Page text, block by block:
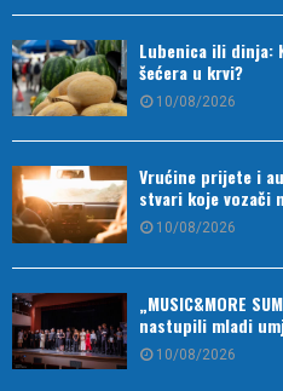
Lubenica ili dinja:
šećera u krvi?
10/08/2026
Vrućine prijete i
stvari koje vozači
10/08/2026
„MUSIC&MORE
nastupili mladi
10/08/2026